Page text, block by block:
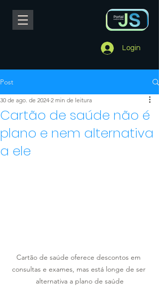
Login
Post
Cartão de saúde não é
plano e nem alternativa
a ele
30 de ago. de 2024 2 min de leitura
Cartão de saúde oferece descontos em
consultas e exames, mas está longe de ser
alternativa a plano de saúde